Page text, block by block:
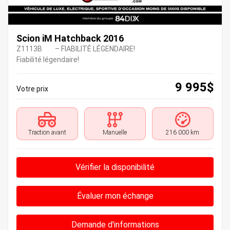
Scion iM Hatchback 2016
Z1113B
– FIABILITÉ LÉGENDAIRE!
Fiabilité légendaire!
Votre prix 9 995$
Traction avant Manuelle 216 000 km
Vérifier la disponibilité
Évaluer mon échange
Demande d'informations